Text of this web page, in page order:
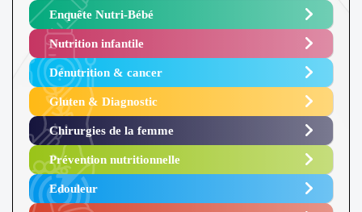
Enquête Nutri-Bébé ​
Nutrition infantile
Dénutrition & cancer
Gluten & Diagnostic
Chirurgies de la femme
Prévention nutritionnelle
Edouleur​